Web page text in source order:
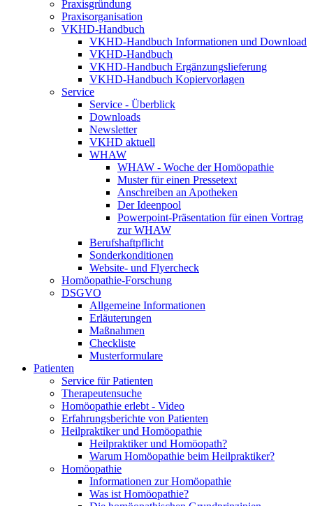
Praxisgründung
Praxisorganisation
VKHD-Handbuch
VKHD-Handbuch Informationen und Download
VKHD-Handbuch
VKHD-Handbuch Ergänzungslieferung
VKHD-Handbuch Kopiervorlagen
Service
Service - Überblick
Downloads
Newsletter
VKHD aktuell
WHAW
WHAW - Woche der Homöopathie
Muster für einen Pressetext
Anschreiben an Apotheken
Der Ideenpool
Powerpoint-Präsentation für einen Vortrag
zur WHAW
Berufshaftpflicht
Sonderkonditionen
Website- und Flyercheck
Homöopathie-Forschung
DSGVO
Allgemeine Informationen
Erläuterungen
Maßnahmen
Checkliste
Musterformulare
Patienten
Service für Patienten
Therapeutensuche
Homöopathie erlebt - Video
Erfahrungsberichte von Patienten
Heilpraktiker und Homöopathie
Heilpraktiker und Homöopath?
Warum Homöopathie beim Heilpraktiker?
Homöopathie
Informationen zur Homöopathie
Was ist Homöopathie?